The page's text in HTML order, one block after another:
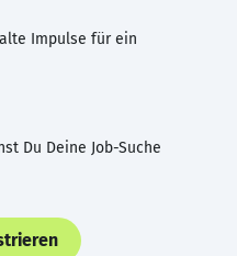
Impulse für ein
Du Deine Job-Suche